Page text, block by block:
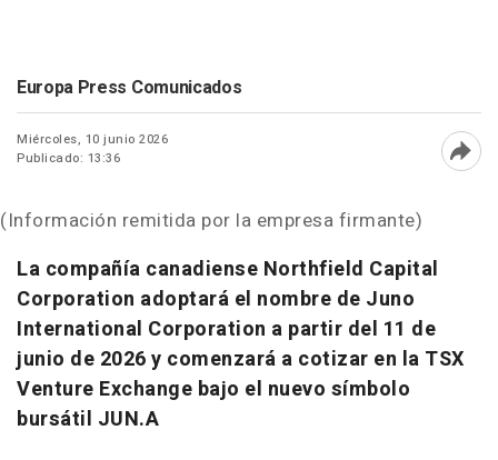
Europa Press Comunicados
Miércoles, 10 junio 2026
Publicado: 13:36
(Información remitida por la empresa firmante)
La compañía canadiense Northfield Capital
Corporation adoptará el nombre de Juno
International Corporation a partir del 11 de
junio de 2026 y comenzará a cotizar en la TSX
Venture Exchange bajo el nuevo símbolo
bursátil JUN.A